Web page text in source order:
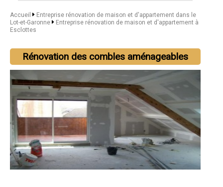
Accueil
Entreprise rénovation de maison et d'appartement dans le
Lot-et-Garonne
Entreprise rénovation de maison et d'appartement à
Esclottes
Rénovation des combles aménageables